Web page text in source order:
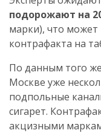
подорожают на
марки), что может
контрафакта на
По данным того
Москве уже
подпольные
сигарет.
акцизными